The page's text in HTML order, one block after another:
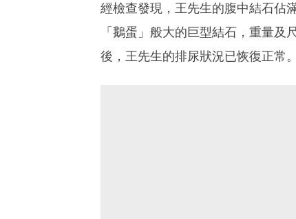
經檢查發現，王先生的腹中結石佔
「鵝蛋」般大的巨型結石，重量
後，王先生的排尿狀況已恢復正常。